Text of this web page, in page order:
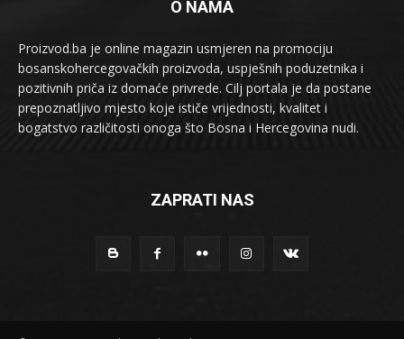
O NAMA
Proizvod.ba je online magazin usmjeren na promociju
bosanskohercegovačkih proizvoda, uspješnih poduzetnika i
pozitivnih priča iz domaće privrede. Cilj portala je da postane
prepoznatljivo mjesto koje ističe vrijednosti, kvalitet i
bogatstvo različitosti onoga što Bosna i Hercegovina nudi.
ZAPRATI NAS